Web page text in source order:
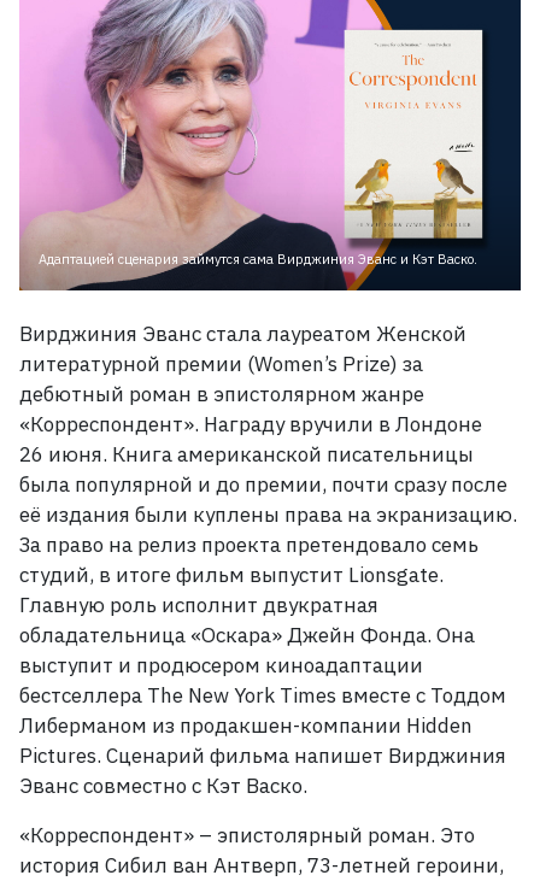
Адаптацией сценария займутся сама Вирджиния Эванс и Кэт Васко.
Вирджиния Эванс стала лауреатом Женской
литературной премии (Women’s Prize) за
дебютный роман в эпистолярном жанре
«Корреспондент». Награду вручили в Лондоне
26 июня. Книга американской писательницы
была популярной и до премии, почти сразу после
её издания были куплены права на экранизацию.
За право на релиз проекта претендовало семь
студий, в итоге фильм выпустит Lionsgate.
Главную роль исполнит двукратная
обладательница «Оскара» Джейн Фонда. Она
выступит и продюсером киноадаптации
бестселлера The New York Times вместе с Тоддом
Либерманом из продакшен-компании Hidden
Pictures. Сценарий фильма напишет Вирджиния
Эванс совместно с Кэт Васко.
«Корреспондент» – эпистолярный роман. Это
история Сибил ван Антверп, 73-летней героини,